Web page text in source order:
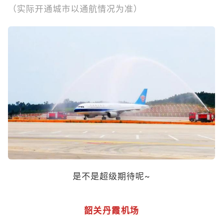
（实际开通城市以通航情况为准）
是不是超级期待呢~
韶关丹霞机场